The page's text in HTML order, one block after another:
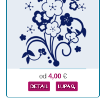
od 4,00 €